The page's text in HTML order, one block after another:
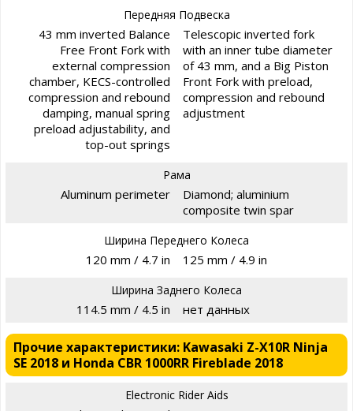
Передняя Подвеска
43 mm inverted Balance
Free Front Fork with
external compression
chamber, KECS-controlled
compression and rebound
damping, manual spring
preload adjustability, and
top-out springs
Telescopic inverted fork
with an inner tube diameter
of 43 mm, and a Big Piston
Front Fork with preload,
compression and rebound
adjustment
Рама
Aluminum perimeter
Diamond; aluminium
composite twin spar
Ширина Переднего Колеса
120 mm / 4.7 in 125 mm / 4.9 in
Ширина Заднего Колеса
114.5 mm / 4.5 in нет данных
Прочие характеристики: Kawasaki Z-X10R Ninja
SE 2018 и Honda CBR 1000RR Fireblade 2018
Electronic Rider Aids